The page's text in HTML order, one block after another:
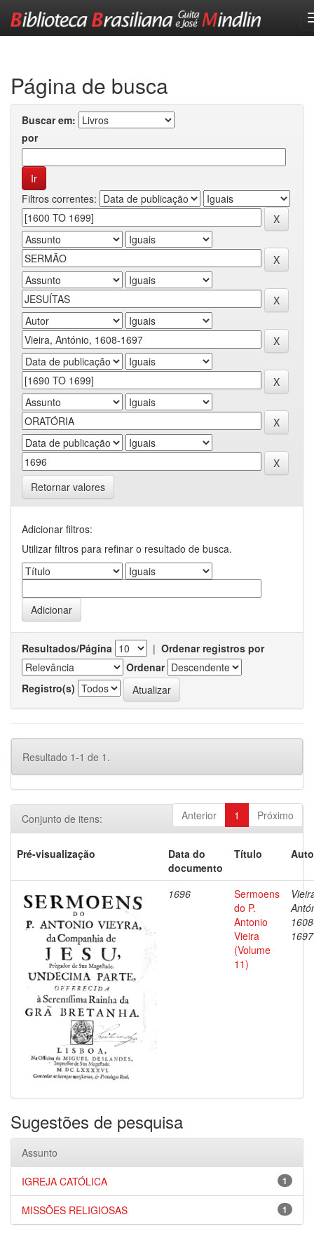
Página de busca
Buscar em:
por
Filtros correntes:
Retornar valores
Adicionar filtros:
Utilizar filtros para refinar o resultado de busca.
Resultados/Página | Ordenar registros por
Ordenar
Registro(s)
Resultado 1-1 de 1.
Anterior 1 Próximo
Conjunto de itens:
Pré-visualização
Data do
documento
Título
1696
Sermoens
do P.
Antonio
Vieira
(Volume
11)
1697
Sugestões de pesquisa
Assunto
1
IGREJA CATÓLICA
1
MISSÕES RELIGIOSAS